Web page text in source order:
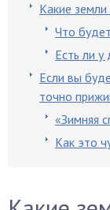
Какие
Что
Есть ли
Если вы
точно
«Зимняя
Как это